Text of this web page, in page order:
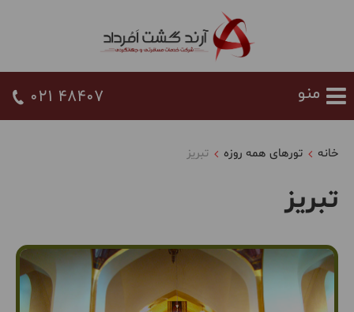
021 48407
خانه تورهای همه روزه تبریز
تبریز